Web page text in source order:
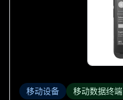
移动设备 移动数据终端